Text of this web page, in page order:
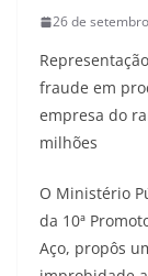
26 de
fraude em
empresa do
milhões
O Ministério
da 10ª
Aço, propôs